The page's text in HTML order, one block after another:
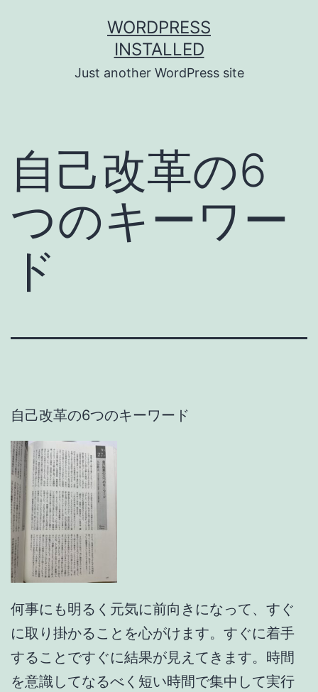
WORDPRESS
INSTALLED
Just another WordPress site
自己改革の6
つのキーワー
ド
自己改革の6つのキーワード
何事にも明るく元気に前向きになって、すぐ
に取り掛かることを心がけます。すぐに着手
することですぐに結果が見えてきます。時間
を意識してなるべく短い時間で集中して実行